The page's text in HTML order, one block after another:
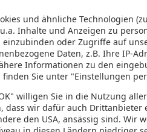
buchen
mit türkisfarbenem Wasser,
lassen Sie sich von türkischer